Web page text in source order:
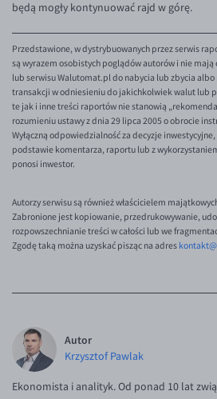
będą mogły kontynuować rajd w górę.
Przedstawione, w dystrybuowanych przez serwis
są wyrazem osobistych poglądów autorów i nie
lub serwisu Walutomat.pl do nabycia lub zbycia
transakcji w odniesieniu do jakichkolwiek walut lub
te jak i inne treści raportów nie stanowią
rozumieniu ustawy z dnia 29 lipca 2005 o obrocie
Wyłączną odpowiedzialność za decyzje
podstawie komentarza, raportu lub z
ponosi inwestor.
Autorzy serwisu są również właścicielem
Zabronione jest kopiowanie, przedrukowywanie,
rozpowszechnianie treści w całości lub we
Zgodę taką można uzyskać pisząc na adres
Autor
Krzysztof Pawlak
Ekonomista i analityk. Od ponad 10 lat